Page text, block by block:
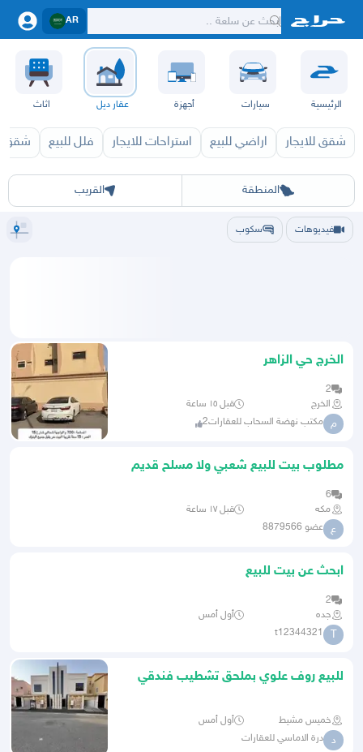
AR
الرئيسية سيارات أجهزة عقار ديل اثاث
شقق للايجار اراضي للبيع استراحات للايجار فلل للبيع شقق
المنطقة
الرياض جده القصيم الباحة
القريب
فيديوهات سكوب
الخرج حي الزاهر
2
الخرج
قبل ١٥ ساعة
م مكتب نهضة السحاب للعقارات2
مطلوب بيت للبيع شعبي ولا مسلح قديم
6
مكه
قبل ١٧ ساعة
ع عضو 8879566
ابحث عن بيت للبيع
2
جده
أول أمس
T
t12344321
للبيع روف علوي بملحق تشطيب فندقي
خميس مشيط أول أمس
د درة الاماسي للعقارات